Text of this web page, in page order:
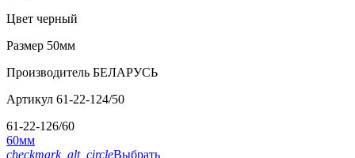
Цвет черный
Размер 50мм
Производитель БЕЛАРУСЬ
Артикул 61-22-124/50
61-22-126/60
60мм
checkmark_alt_circleВыбрать